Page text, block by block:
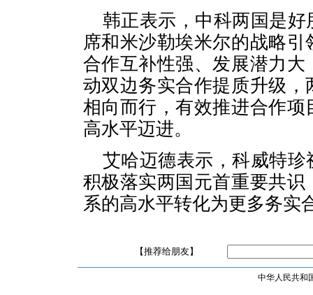
韩正表示，中科两国是
席和米沙勒埃米尔的战略
合作互补性强、发展潜力
动双边务实合作提质升级
相向而行，有效推进合作
高水平迈进。
艾哈迈德表示，科威特
积极落实两国元首重要共
系的高水平转化为更多务实
【推荐给朋友】
中华人民共和